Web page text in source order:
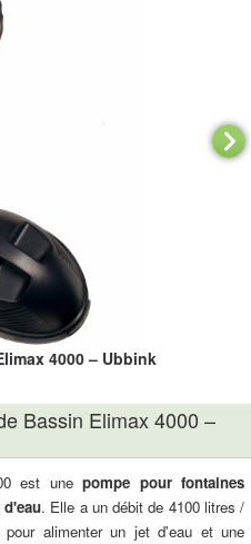
4000 – Ubbink
Bassin Elimax 4000 –
est unepompe pour fontaines
. Elle a un débit de 4100 litres /
alimenter un jet d'eau et une